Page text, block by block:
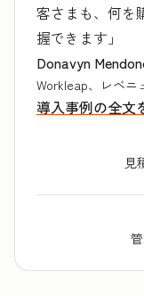
客さまも、何を
握できます」
Donavyn
Workleap、レベニ
導入事例の全文
見